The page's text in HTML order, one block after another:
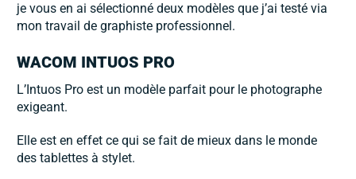
je vous en ai sélectionné deux modèles que j’ai testé via
mon travail de graphiste professionnel.
WACOM INTUOS PRO
L’Intuos Pro est un modèle parfait pour le photographe
exigeant.
Elle est en effet ce qui se fait de mieux dans le monde
des tablettes à stylet.